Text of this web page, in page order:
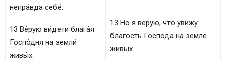
непра́вда себе́.
13 Ве́рую ви́дети блага́я
Госпо́дня на земли́
живы́х.
13 Но я верую, что увижу
благость Господа на земле
живых.